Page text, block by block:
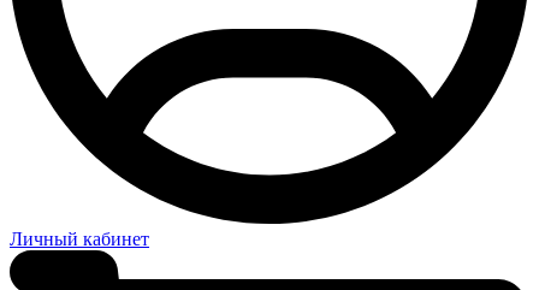
Личный кабинет